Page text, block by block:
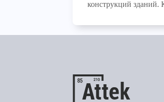
конструкций зданий.